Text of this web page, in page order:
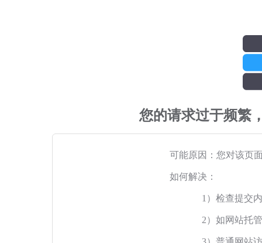
您的请求过于频繁
可能原因：您对该页
如何解决：
1）检查提交
2）如网站托